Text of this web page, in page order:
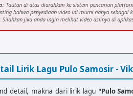
G
di atas ni solu
tusi ma ro (2x)
D
Tautan di atas diarahkan ke sistem pencarian
bahwa penyediaan video ini murni hanya sebagai
jika anda ingin melihat video aslinya di
Lirik Lagu Pulo Samosir -
detail, makna dari lirik lagu "Pulo